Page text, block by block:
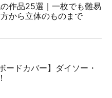
作品25選｜一枚でも難易
から立体のものまで
ードカバー】ダイソー・